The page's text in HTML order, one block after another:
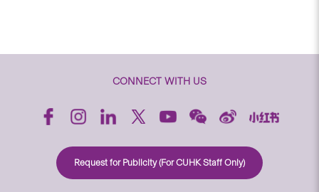
CONNECT WITH US
Request for Publicity (For CUHK Staff Only)